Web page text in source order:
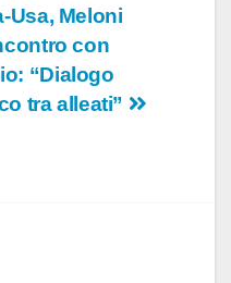
Usa, Meloni
con
“Dialogo
tra alleati”